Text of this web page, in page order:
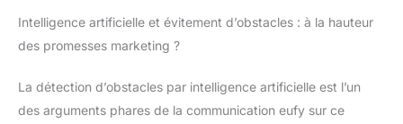
Intelligence artificielle et évitement d’obstacles : à la hauteur
des promesses marketing ?
La détection d’obstacles par intelligence artificielle est l’un
des arguments phares de la communication eufy sur ce